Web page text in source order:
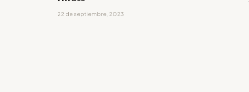
22 de septiembre, 2023